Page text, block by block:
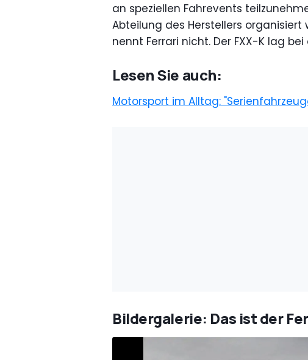
an speziellen Fahrevents
Abteilung des Herstellers organisiert
nennt Ferrari nicht. Der FXX-K lag bei
Lesen Sie auch:
Motorsport im Alltag:
Bildergalerie: Das ist der